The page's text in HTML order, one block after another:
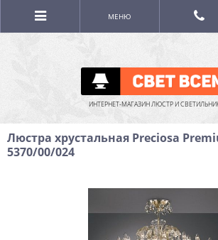
ИНТЕРНЕТ-МАГАЗИН ЛЮСТР И
МЕНЮ
Люстра хрустальная Preciosa
5370/00/024